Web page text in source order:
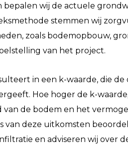
bepalen wij de actuele
stemmen wij
zoals bodemopbouw,
van het project.
in een k-waarde, die de
Hoe hoger de k-
de bodem en het
van deze uitkomsten
en adviseren wij over